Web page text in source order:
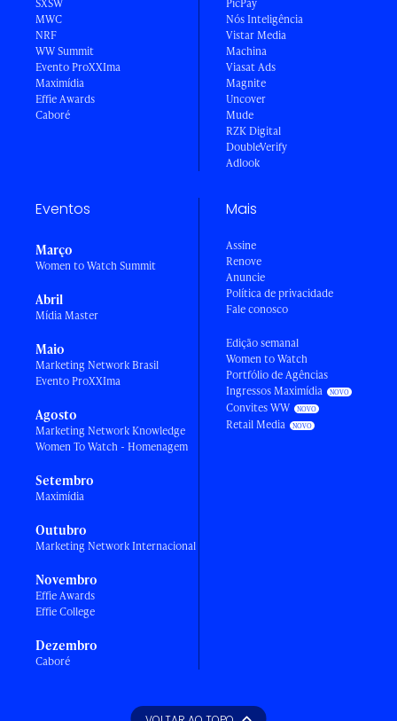
SXSW
MWC
NRF
WW Summit
Evento ProXXIma
Maximídia
Effie Awards
Caboré
PicPay
Nós Inteligência
Vistar Media
Machina
Viasat Ads
Magnite
Uncover
Mude
RZK Digital
DoubleVerify
Adlook
Eventos
Março
Women to Watch Summit
Abril
Mídia Master
Maio
Marketing Network Brasil
Evento ProXXIma
Agosto
Marketing Network Knowledge
Women To Watch - Homenagem
Setembro
Maximídia
Outubro
Marketing Network Internacional
Novembro
Effie Awards
Effie College
Dezembro
Caboré
Mais
Assine
Renove
Anuncie
Política de privacidade
Fale conosco
Edição semanal
Women to Watch
Portfólio de Agências
Ingressos Maximídia
Convites WW
Retail Media